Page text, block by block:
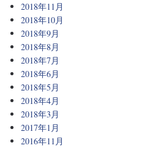
2018年11月
2018年10月
2018年9月
2018年8月
2018年7月
2018年6月
2018年5月
2018年4月
2018年3月
2017年1月
2016年11月